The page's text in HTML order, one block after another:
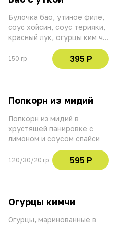
Булочка бао, утиное филе,
соус хойсин, соус терияки,
красный лук, огурцы ким чи,
жареный сухой лук, кинза,
зеленый лук, арахис
150 гр 395 Р
Попкорн из мидий
Попкорн из мидий в
хрустящей панировке с
лимоном и соусом спайси
120/30/20 гр 595 Р
Огурцы кимчи
Огурцы, маринованные в